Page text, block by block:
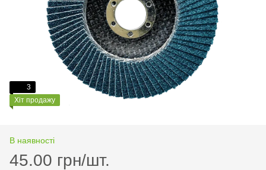
3
Хіт продажу
В наявності
45.00 грн/шт.